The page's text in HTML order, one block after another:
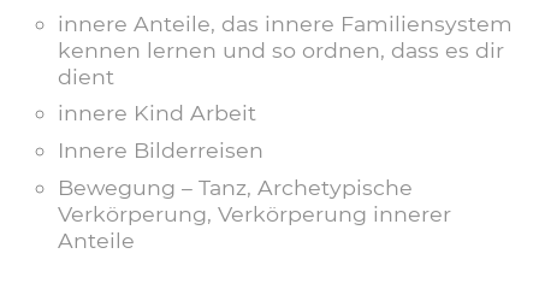
innere Anteile, das innere Familiensystem
kennen lernen und so ordnen, dass es dir
dient
innere Kind Arbeit
Innere Bilderreisen
Bewegung – Tanz, Archetypische
Verkörperung, Verkörperung innerer
Anteile